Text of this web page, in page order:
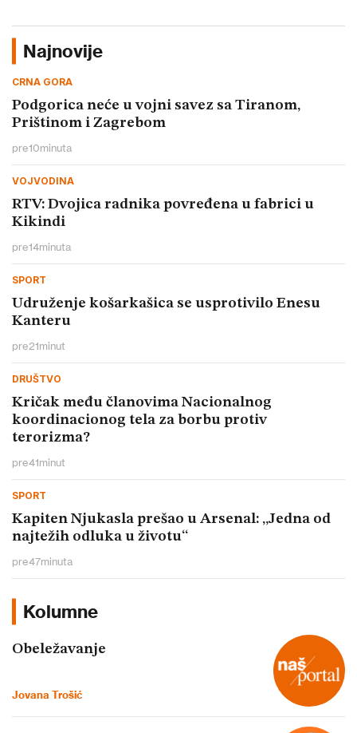
Najnovije
CRNA GORA
Podgorica neće u vojni savez sa Tiranom,
Prištinom i Zagrebom
pre10minuta
VOJVODINA
RTV: Dvojica radnika povređena u fabrici u
Kikindi
pre14minuta
SPORT
Udruženje košarkašica se usprotivilo Enesu
Kanteru
pre21minut
DRUŠTVO
Kričak među članovima Nacionalnog
koordinacionog tela za borbu protiv
terorizma?
pre41minut
SPORT
Kapiten Njukasla prešao u Arsenal: „Jedna od
najtežih odluka u životu“
pre47minuta
Kolumne
Obeležavanje
Jovana Trošić